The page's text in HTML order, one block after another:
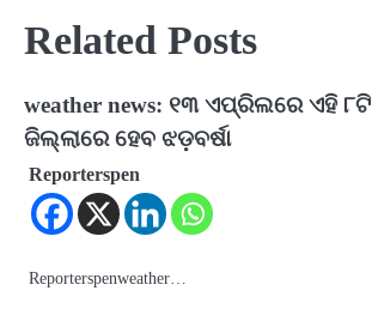
Related Posts
weather news: ୧୩ ଏପ୍ରିଲରେ ଏହି ୮ଟି
ଜିଲ୍ଲାରେ ହେବ ଝଡ଼ବର୍ଷା
Reporterspen
Reporterspenweather…